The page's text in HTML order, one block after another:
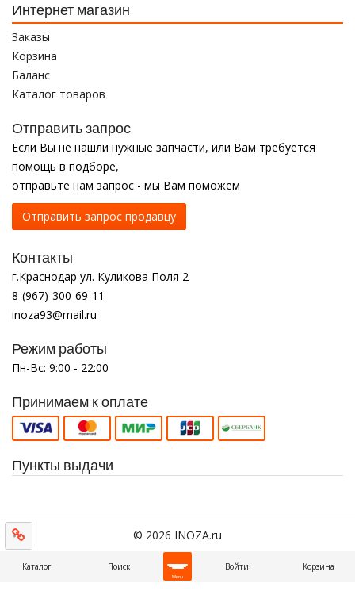
Интернет магазин
Заказы
Корзина
Баланс
Каталог товаров
Отправить запрос
Если Вы не нашли нужные запчасти, или Вам требуется
помощь в подборе,
отправьте нам запрос - мы Вам поможем
Отправить запрос продавцу
Контакты
г.Краснодар ул. Куликова Поля 2
8-(967)-300-69-11
inoza93@mail.ru
Режим работы
Пн-Вс: 9:00 - 22:00
Принимаем к оплате
Пункты выдачи
© 2026 INOZA.ru